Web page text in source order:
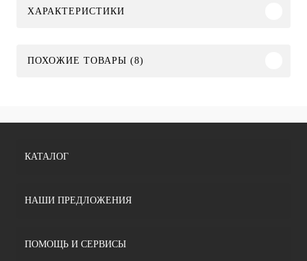
ХАРАКТЕРИСТИКИ
ПОХОЖИЕ ТОВАРЫ (8)
КАТАЛОГ
НАШИ ПРЕДЛОЖЕНИЯ
ПОМОЩЬ И СЕРВИСЫ